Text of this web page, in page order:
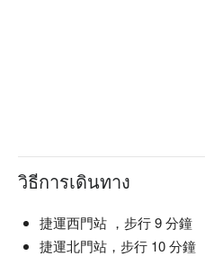
วิธีการเดินทาง
捷運西門站 ，步行 9 分鐘
捷運北門站，步行 10 分鐘